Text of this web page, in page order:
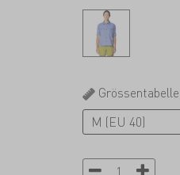
Grössentabelle